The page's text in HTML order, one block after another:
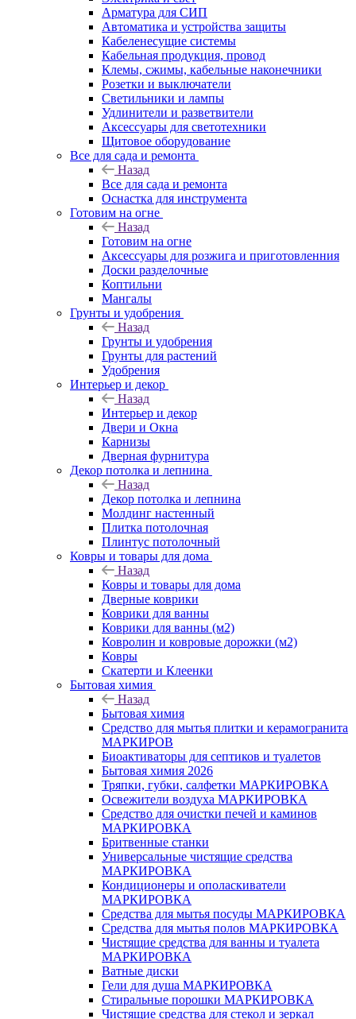
Арматура для СИП
Автоматика и устройства защиты
Кабеленесущие системы
Кабельная продукция, провод
Клемы, сжимы, кабельные наконечники
Розетки и выключатели
Светильники и лампы
Удлинители и разветвители
Аксессуары для светотехники
Щитовое оборудование
Все для сада и ремонта
Назад
Все для сада и ремонта
Оснастка для инструмента
Готовим на огне
Назад
Готовим на огне
Аксессуары для розжига и приготовленния
Доски разделочные
Коптильни
Мангалы
Грунты и удобрения
Назад
Грунты и удобрения
Грунты для растений
Удобрения
Интерьер и декор
Назад
Интерьер и декор
Двери и Окна
Карнизы
Дверная фурнитура
Декор потолка и лепнина
Назад
Декор потолка и лепнина
Молдинг настенный
Плитка потолочная
Плинтус потолочный
Ковры и товары для дома
Назад
Ковры и товары для дома
Дверные коврики
Коврики для ванны
Коврики для ванны (м2)
Ковролин и ковровые дорожки (м2)
Ковры
Скатерти и Клеенки
Бытовая химия
Назад
Бытовая химия
Средство для мытья плитки и керамогранита
МАРКИРОВ
Биоактиваторы для септиков и туалетов
Бытовая химия 2026
Тряпки, губки, салфетки МАРКИРОВКА
Освежители воздуха МАРКИРОВКА
Средство для очистки печей и каминов
МАРКИРОВКА
Бритвенные станки
Универсальные чистящие средства
МАРКИРОВКА
Кондиционеры и ополаскиватели
МАРКИРОВКА
Средства для мытья посуды МАРКИРОВКА
Средства для мытья полов МАРКИРОВКА
Чистящие средства для ванны и туалета
МАРКИРОВКА
Ватные диски
Гели для душа МАРКИРОВКА
Стиральные порошки МАРКИРОВКА
Чистящие средства для стекол и зеркал